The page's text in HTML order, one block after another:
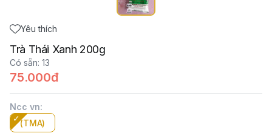
Yêu thích
Trà Thái Xanh 200g
Có sẵn: 13
75.000đ
Ncc vn:
(TMA)